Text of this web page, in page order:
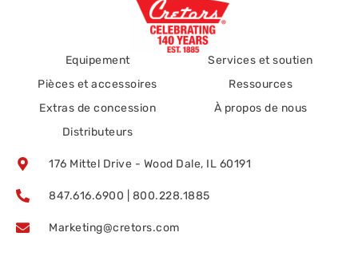
Equipement
Pièces et accessoires
Extras de concession
Distributeurs
Services et soutien
Ressources
À propos de nous
176 Mittel Drive - Wood Dale, IL 60191
847.616.6900 | 800.228.1885
Marketing@cretors.com